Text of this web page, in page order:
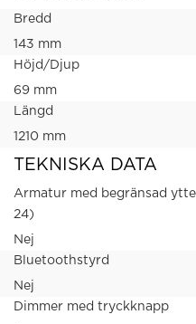
Bredd
143 mm
Höjd/Djup
69 mm
Längd
1210 mm
TEKNISKA DATA
Armatur med begränsad
24)
Nej
Bluetoothstyrd
Nej
Dimmer med tryckknapp